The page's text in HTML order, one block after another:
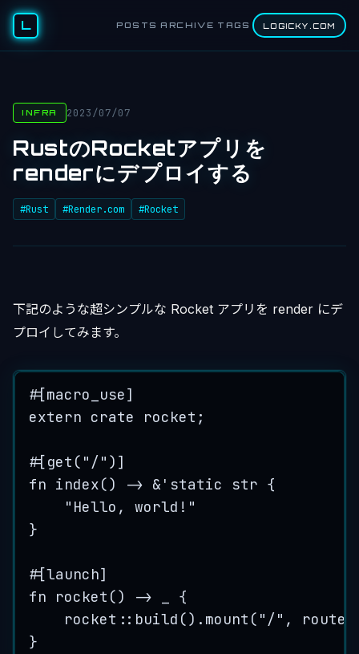
L POSTS ARCHIVE TAGS LOGICKY.COM
INFRA 2023/07/07
RustのRocketアプリを
renderにデプロイする
#Rust #Render.com #Rocket
下記のような超シンプルな Rocket アプリを render にデ
プロイしてみます。
#[macro_use]
extern crate rocket;
#[get( " /" )]
fn index() -> & 'static str {
" Hello, world! "
}
#[launch]
fn
rocket () ->
{
rocket :: build () . mount ( " /" ,
}